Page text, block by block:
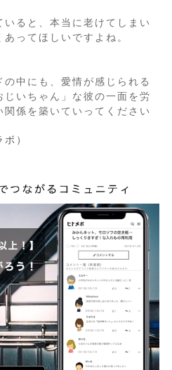
ると、本当に老けてしまい
ってほしいですよね。
中にも、愛情が感じられる
じいちゃん」な彼の一面を労
係を築いていってください
）